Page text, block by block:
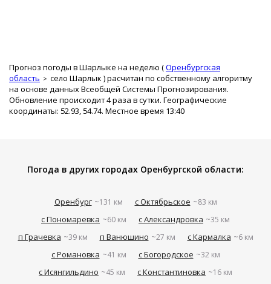
Прогноз погоды в Шарлыке на неделю (Оренбургская
область
село Шарлык ) расчитан по собственному алгоритму
на основе данных Всеобщей Системы Прогнозирования.
Обновление происходит 4 раза в сутки. Географические
координаты: 52.93, 54.74. Местное время 13:40
Погода в других городах Оренбургской области:
Оренбург ~131 км с Октябрьское ~83 км
с Пономаревка ~60 км с Александровка ~35 км
п Грачевка ~39 км п Ванюшино ~27 км с Кармалка ~6 км
с Романовка ~41 км с Богородское ~32 км
с Исянгильдино ~45 км с Константиновка ~16 км